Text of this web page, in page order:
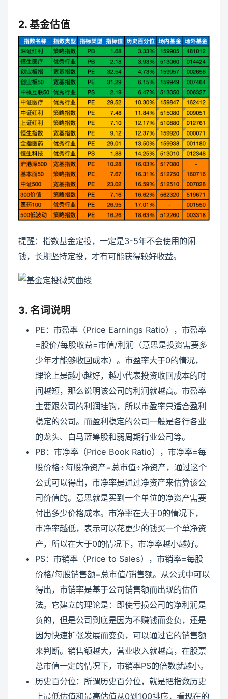
2. 基金估值
提醒：指数基金定投，一定是3-5年不会使用的闲
钱，长期坚持定投，才有可能获得较好收益。
3. 名词说明
PE：市盈率（Price Earnings Ratio），市盈率
=股价/每股收益=市值/利润（意思是投资需要多
少年才能够收回成本）。市盈率大于0的情况，
理论上是越小越好，越小代表投资收回成本的时
间越短，那么说明该公司的利润就越高。市盈率
主要跟公司的利润挂钩，所以市盈率只适合盈利
稳定的公司。而盈利稳定的公司一般是各行各业
的龙头、白马蓝筹股和弱周期行业公司等。
PB：市净率（Price Book Ratio），市净率=每
股价格÷每股净资产=总市值÷净资产，通过这个
公式可以得出，市净率是通过净资产来估算该公
司价值的。意思就是买到一个单位的净资产需要
付出多少价格成本。市净率在大于0的情况下，
市净率越低，表示可以花更少的钱买一个单净资
产，所以在大于0的情况下，市净率越小越好。
PS：市销率（Price to Sales），市销率=每股
价格/每股销售额=总市值/销售额。从公式中可以
得出，市销率是基于公司销售额而出现的估值
法。它建立的理论是：即使亏损公司的净利润是
负的，但是公司到底是因为不赚钱而变负，还是
因为快速扩张发展而变负，可以通过它的销售额
来判断。销售额越大，营业收入就越高，在股票
总市值一定的情况下，市销率PS的倍数就越小。
历史百分位：所谓历史百分位，就是把指数历史
上最低估值和最高估值从0到100排序，看现在的